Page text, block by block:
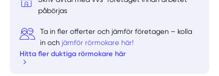
påbörjas
Ta in fler offerter och jämför företagen – kolla
in och jämför rörmokare här!
Hitta fler duktiga rörmokare här